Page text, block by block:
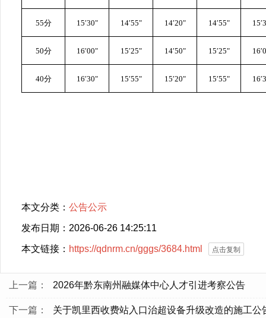
55分 15′30" 14′55" 14′20" 14′55" 15′3
50分 16′00" 15′25" 14′50" 15′25" 16′0
40分 16′30" 15′55" 15′20" 15′55" 16′3
本文分类： 公告公示
发布日期：2026-06-26 14:25:11
本文链接： https://qdnrm.cn/gggs/3684.html 点击复制
上一篇： 2026年黔东南州融媒体中心人才引进考察公告
下一篇： 关于凯里西收费站入口治超设备升级改造的施工公